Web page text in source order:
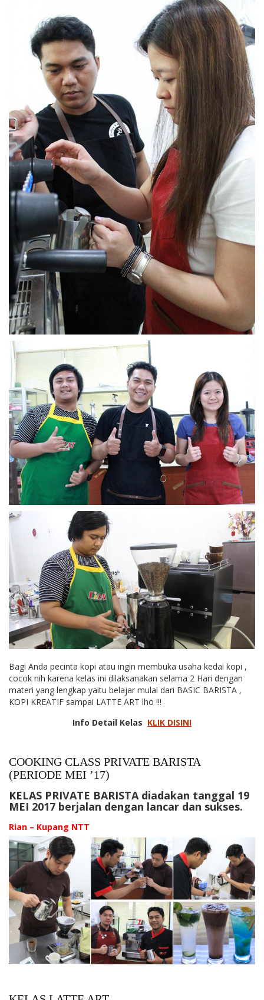
Bagi Anda pecinta kopi atau ingin membuka usaha kedai kopi ,
cocok nih karena kelas ini dilaksanakan selama 2 Hari dengan
materi yang lengkap yaitu belajar mulai dari BASIC BARISTA ,
KOPI KREATIF sampai LATTE ART lho !!!
Info Detail Kelas KLIK DISINI
COOKING CLASS PRIVATE BARISTA
(PERIODE MEI ’17)
KELAS PRIVATE BARISTA diadakan tanggal 19
MEI 2017 berjalan dengan lancar dan sukses.
Rian – Kupang NTT